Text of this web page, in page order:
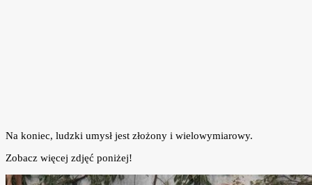
Na koniec, ludzki umysł jest złożony i wielowymiarowy.
Zobacz więcej zdjęć poniżej!